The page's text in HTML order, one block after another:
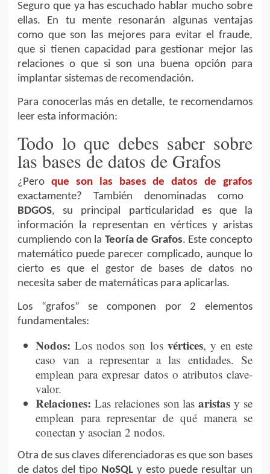
Seguro que ya has escuchado hablar mucho sobre
ellas. En tu mente resonarán algunas ventajas
como que son las mejores para evitar el fraude,
que si tienen capacidad para gestionar mejor las
relaciones o que si son una buena opción para
implantar sistemas de recomendación.
Para conocerlas más en detalle, te recomendamos
leer esta información:
Todo lo que debes saber sobre
las bases de datos de Grafos
¿Pero que son las bases de datos de grafos
exactamente? También denominadas como
BDGOS, su principal particularidad es que la
información la representan en vértices y aristas
cumpliendo con la Teoría de Grafos. Este concepto
matemático puede parecer complicado, aunque lo
cierto es que el gestor de bases de datos no
necesita saber de matemáticas para aplicarlas.
Los “grafos” se componen por 2 elementos
fundamentales:
Nodos:Los nodos son los vértices, y en este
caso van a representar a las entidades. Se
emplean para expresar datos o atributos clave-
valor.
Relaciones: Las relaciones son lasaristas y se
emplean para representar de qué manera se
conectan y asocian 2 nodos.
Otra de sus claves diferenciadoras es que son bases
de datos del tipo NoSQL y esto puede resultar un